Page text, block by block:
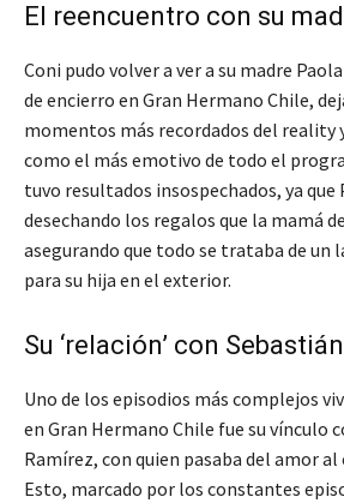
El reencuentro con su
Coni pudo volver a ver a su madre
de encierro en Gran Hermano Chile,
momentos más recordados del reality
como el más emotivo de todo el
tuvo resultados insospechados, ya
desechando los regalos que la mamá
asegurando que todo se trataba de un
para su hija en el exterior.
Su ‘relación’ con
Uno de los episodios más complejos
en Gran Hermano Chile fue su vínculo
Ramírez, con quien pasaba del amor al
Esto, marcado por los constantes